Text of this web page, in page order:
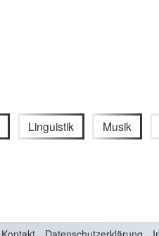
Linguistik Musik